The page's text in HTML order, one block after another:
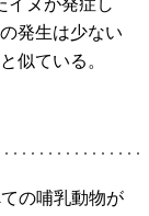
発生は少ない
似ている。
の哺乳動物が